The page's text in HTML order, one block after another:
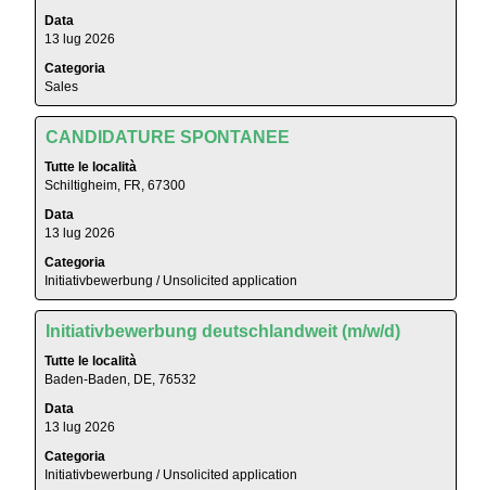
informazioni
lavoro.
Data
13 lug 2026
Categoria
Sales
la
barra
spaziatrice
per
visualizzare
i
contenuti
integrali
informazioni
lavoro.
Titolo
CANDIDATURE SPONTANEE
Tutte le località
Schiltigheim, FR, 67300
Data
13 lug 2026
Categoria
Initiativbewerbung / Unsolicited application
Effettuare
selezione
la
barra
spaziatrice
per
visualizzare
contenuti
integrali
informazioni
lavoro.
Titolo
Initiativbewerbung deutschlandweit (m/w/d)
Tutte le località
Baden-Baden, DE, 76532
Data
13 lug 2026
Categoria
Initiativbewerbung / Unsolicited application
Effettuare
selezione
la
barra
spaziatrice
per